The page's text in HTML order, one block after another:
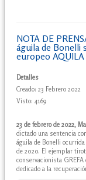
NOTA DE
águila de Bonelli
europeo AQUILA
Detalles
Creado: 23 Febrero 2022
Visto: 4169
23 de febrero de 2022,
dictado una sentencia
águila de Bonelli
de 2020. El ejemplar
conservacionista
dedicado a la